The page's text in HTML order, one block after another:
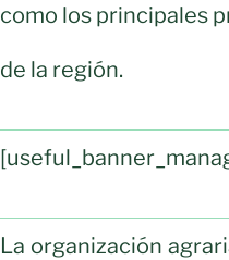
como los principales
de la región.
La organización